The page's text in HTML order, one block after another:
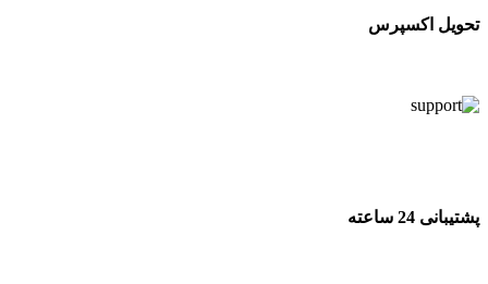
تحویل اکسپرس
پشتیبانی 24 ساعته